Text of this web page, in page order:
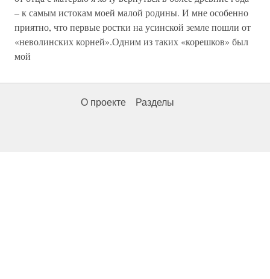
– к самым истокам моей малой родины. И мне особенно
приятно, что первые ростки на усинской земле пошли от
«неволинских корней».Одним из таких «корешков» был
мой
О проекте Разделы